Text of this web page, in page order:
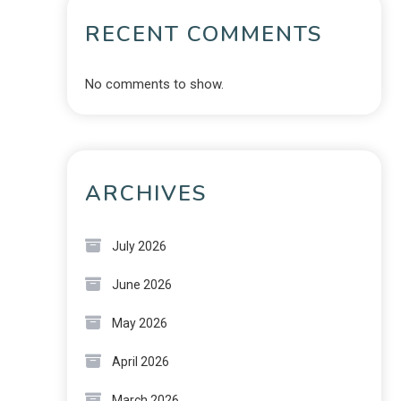
RECENT COMMENTS
No comments to show.
ARCHIVES
July 2026
June 2026
May 2026
April 2026